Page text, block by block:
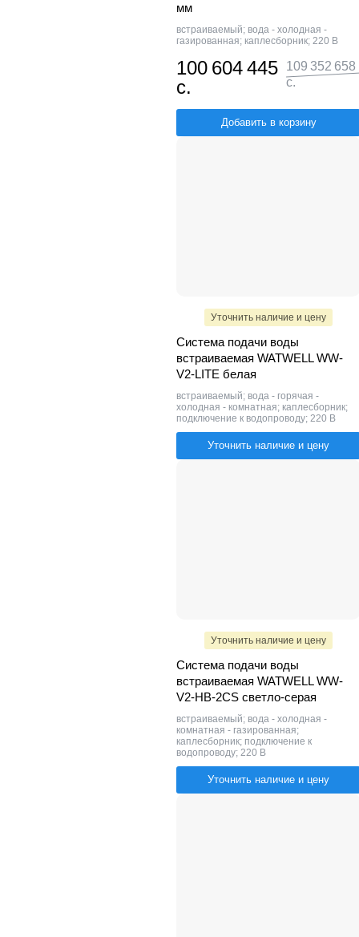
мм
встраиваемый; вода - холодная -
газированная; каплесборник; 220 В
100 604 445
с.
109 352 658
с.
Добавить в корзину
Уточнить наличие и цену
Система подачи воды
встраиваемая WATWELL WW-
V2-LITE белая
встраиваемый; вода - горячая -
холодная - комнатная; каплесборник;
подключение к водопроводу; 220 В
Уточнить наличие и цену
Уточнить наличие и цену
Система подачи воды
встраиваемая WATWELL WW-
V2-HB-2CS светло-серая
встраиваемый; вода - холодная -
комнатная - газированная;
каплесборник; подключение к
водопроводу; 220 В
Уточнить наличие и цену